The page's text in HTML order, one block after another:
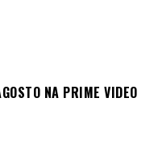
NA PRIME VIDEO